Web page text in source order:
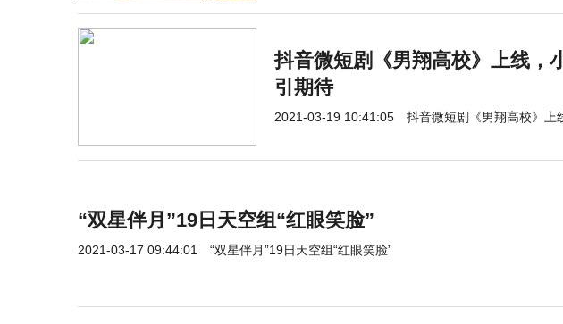
抖音微短剧《男翔高校》上线，
引期待
2021-03-19 10:41:05 抖音微短剧《男翔高校》上
“双星伴月”19日天空组“红眼笑脸”
2021-03-17 09:44:01 “双星伴月”19日天空组“红眼笑脸”